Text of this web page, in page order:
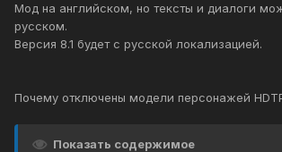
Мод на английском, но тексты и диалоги
русском.
Версия 8.1 будет с русской локализацией.
Почему отключены модели персонажей
Показать содержимое